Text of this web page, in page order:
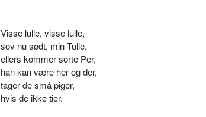
Visse lulle, visse lulle,
sov nu sødt, min Tulle,
ellers kommer sorte Per,
han kan være her og der,
tager de små piger,
hvis de ikke tier.